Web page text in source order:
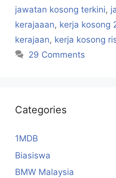
jawatan kosong terkini,
kerajaaan, kerja kosong
kerajaan, kerja kosong
29 Comments
Categories
1MDB
Biasiswa
BMW Malaysia